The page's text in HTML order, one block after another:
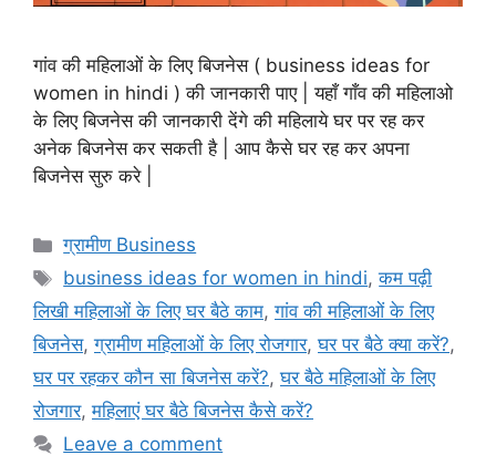
गांव की महिलाओं के लिए बिजनेस ( business ideas for
women in hindi ) की जानकारी पाए | यहाँ गाँव की महिलाओ
के लिए बिजनेस की जानकारी देंगे की महिलाये घर पर रह कर
अनेक बिजनेस कर सकती है | आप कैसे घर रह कर अपना
बिजनेस सुरु करे |
Categories
ग्रामीण Business
Tags
business ideas for women in hindi,कम पढ़ी
लिखी महिलाओं के लिए घर बैठे काम,गांव की महिलाओं के लिए
बिजनेस,ग्रामीण महिलाओं के लिए रोजगार,घर पर बैठे क्या करें?,
घर पर रहकर कौन सा बिजनेस करें?,घर बैठे महिलाओं के लिए
रोजगार,महिलाएं घर बैठे बिजनेस कैसे करें?
Leave a comment